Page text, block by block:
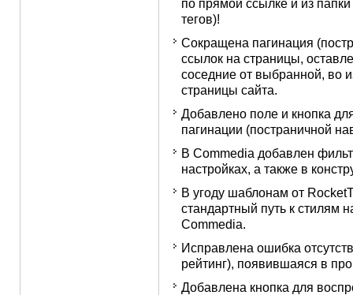
по прямой ссылкe и из
тегов)!
Сокращена пагинация
ссылок на страницы,
соседние от выбранной, во
страницы сайта.
Добавлено поле и кнопка
пагинации (постраничной
В Commedia добавлен
настройках, а также в
В угоду шаблонам от
стандартный путь к стилям
Commedia.
Исправлена ошибка
рейтинг), появившаяся в
Добавлена кнопка для